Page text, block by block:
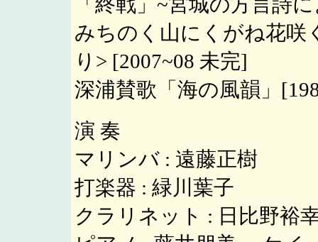
みちのく山にくがね花咲
り> [2007~08 未完]
深浦賛歌「海の風韻」
演 奏
マリンバ : 遠藤正樹
打楽器 : 緑川葉子
クラリネット : 日比野裕